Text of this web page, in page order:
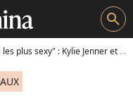
search
Bieber célèbrent l'amour entre femmes sur ces images hyper glamour et sororales